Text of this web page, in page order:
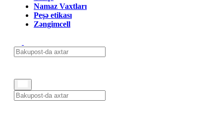
Namaz Vaxtları
Peşə etikası
Zəngimcell